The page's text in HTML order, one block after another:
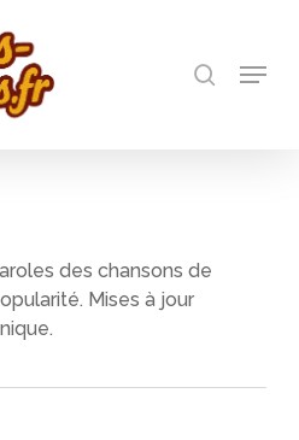
Menu
des chansons de
Mises à jour
Close